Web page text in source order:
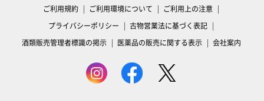
ご利用規約 ご利用環境について
ご利用上の注意
プライバシーポリシー
古物営業法に基づく表記
酒類販売管理者標識の掲示
医薬品の販売に関する表示 会社案内